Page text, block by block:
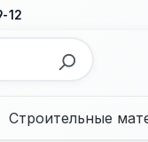
12
Строительные